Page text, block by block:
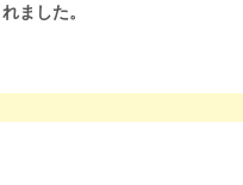
ました。